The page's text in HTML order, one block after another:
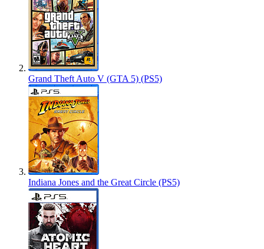
Grand Theft Auto V (GTA 5) (PS5)
Indiana Jones and the Great Circle (PS5)